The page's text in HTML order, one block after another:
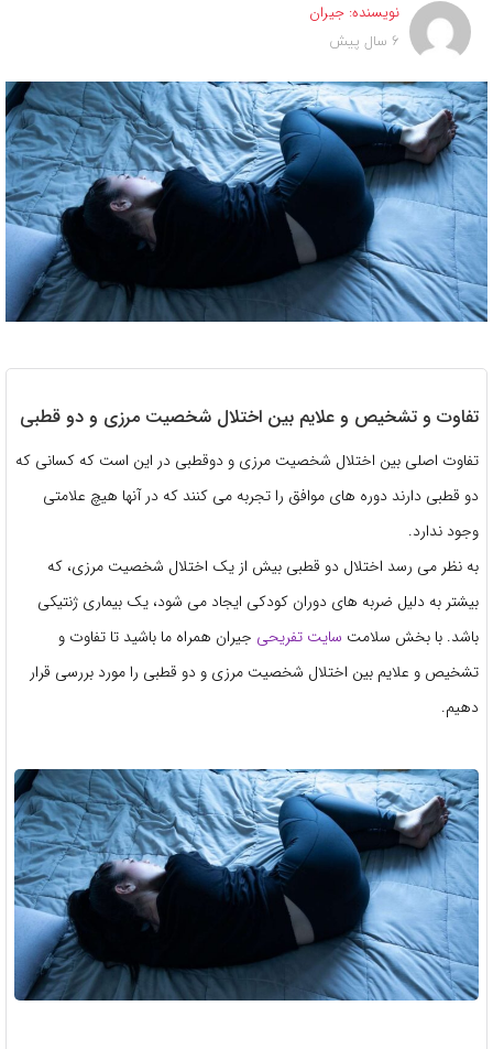
نویسنده: جیران
6 سال پیش
تفاوت و تشخیص و علایم بین اختلال شخصیت مرزی و دو قطبی
تفاوت اصلی بین اختلال شخصیت مرزی و دوقطبی در این است که کسانی که
دو قطبی دارند دوره های موافق را تجربه می کنند که در آنها هیچ علامتی
وجود ندارد.
به نظر می رسد اختلال دو قطبی بیش از یک اختلال شخصیت مرزی، که
بیشتر به دلیل ضربه های دوران کودکی ایجاد می شود، یک بیماری ژنتیکی
باشد. با بخش سلامت سایت تفریحی جیران همراه ما باشید تا تفاوت و
تشخیص و علایم بین اختلال شخصیت مرزی و دو قطبی را مورد بررسی قرار
دهیم.